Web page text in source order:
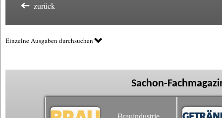
zurück
Einzelne Ausgaben durchsuchen
Sachon-
Brauindustrie